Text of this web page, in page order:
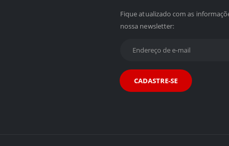
Fique atualizado com as
nossa newsletter: